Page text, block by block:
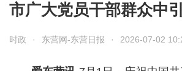
市广大党员干部群众中
时政 · 东营网-东营日报 · 2026-07-02